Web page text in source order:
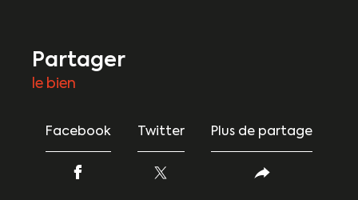
partager
le bien
Facebook Twitter Plus de partage